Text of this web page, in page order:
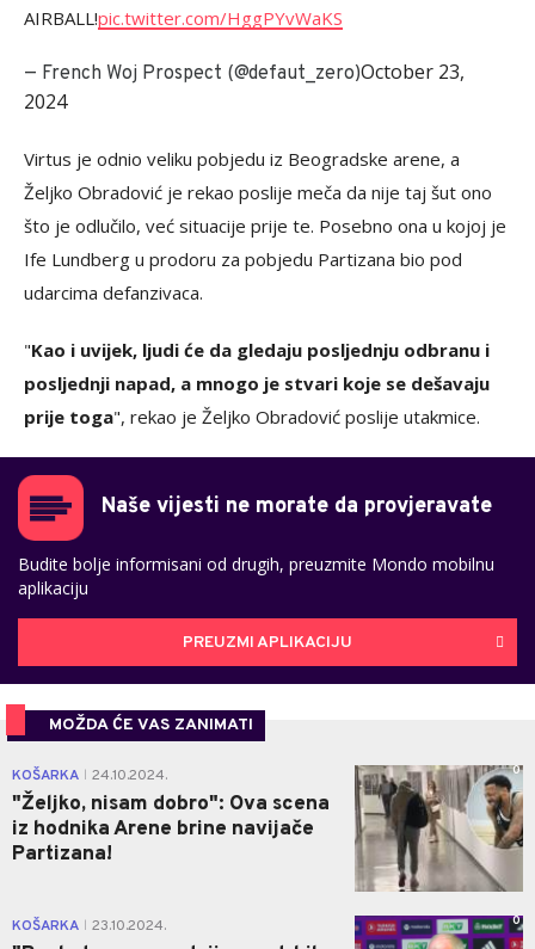
AIRBALL!pic.twitter.com/HggPYvWaKS
— French Woj Prospect (@defaut_zero)October 23,
2024
Virtus je odnio veliku pobjedu iz Beogradske arene, a
Željko Obradović je rekao poslije meča da nije taj šut ono
što je odlučilo, već situacije prije te. Posebno ona u kojoj je
Ife Lundberg u prodoru za pobjedu Partizana bio pod
udarcima defanzivaca.
"Kao i uvijek, ljudi će da gledaju posljednju odbranu i
posljednji napad, a mnogo je stvari koje se dešavaju
prije toga", rekao je Željko Obradović poslije utakmice.
Naše vijesti ne morate da provjeravate
Budite bolje informisani od drugih, preuzmite Mondo mobilnu
aplikaciju
PREUZMI APLIKACIJU
MOŽDA ĆE VAS ZANIMATI
KOŠARKA 24.10.2024.
"Željko, nisam dobro": Ova scena
iz hodnika Arene brine navijače
Partizana!
0
KOŠARKA 23.10.2024. 0